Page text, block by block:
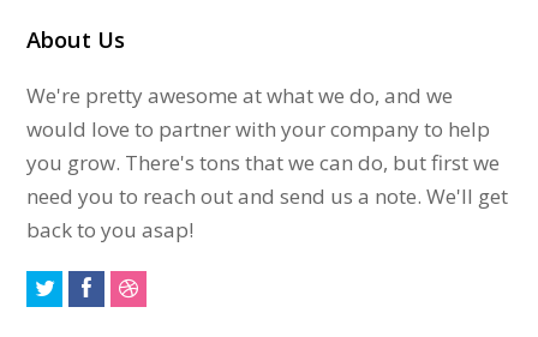
About Us
We're pretty awesome at what we do, and we
would love to partner with your company to help
you grow. There's tons that we can do, but first we
need you to reach out and send us a note. We'll get
back to you asap!